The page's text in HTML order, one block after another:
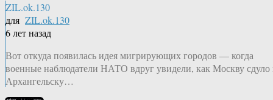
ZIL.ok.130
для ZIL.ok.130
6 лет назад
Вот откуда появилась идея мигрирующих городов — когда
военные наблюдатели НАТО вдруг увидели, как Москву сдуло
Архангельску…